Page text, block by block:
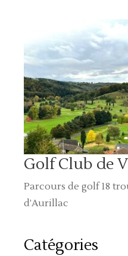
Golf Club de
Parcours de golf 18
d’Aurillac
Catégories